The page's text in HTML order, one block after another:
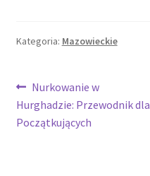
Kategoria: Mazowieckie
Nawigacja
wpisu
Poprzedni
wpis:
Nurkowanie w
Hurghadzie: Przewodnik dla
Początkujących